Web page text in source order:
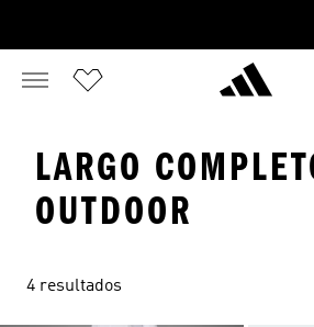
LARGO
OUTDOOR
4 resultados